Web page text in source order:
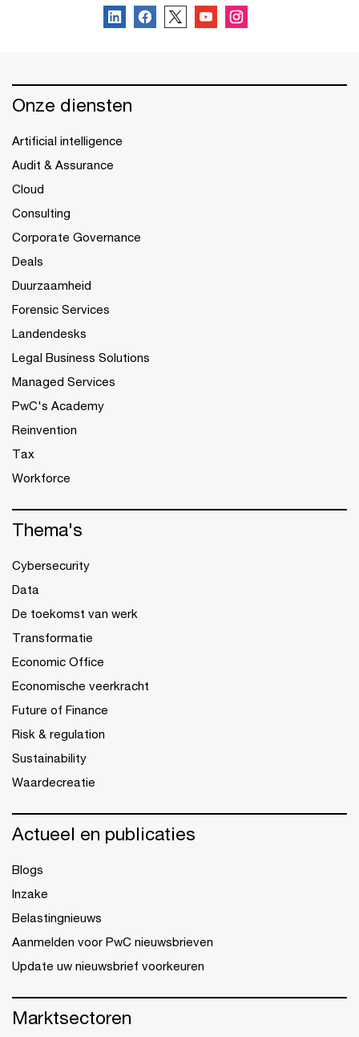
Onze diensten
Artificial intelligence
Audit & Assurance
Cloud
Consulting
Corporate Governance
Deals
Duurzaamheid
Forensic Services
Landendesks
Legal Business Solutions
Managed Services
PwC's Academy
Reinvention
Tax
Workforce
Thema's
Cybersecurity
Data
De toekomst van werk
Transformatie
Economic Office
Economische veerkracht
Future of Finance
Risk & regulation
Sustainability
Waardecreatie
Actueel en publicaties
Blogs
Inzake
Belastingnieuws
Aanmelden voor PwC nieuwsbrieven
Update uw nieuwsbrief voorkeuren
Marktsectoren